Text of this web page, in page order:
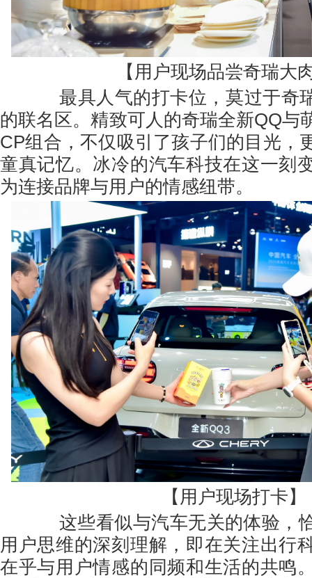
【用户现场品尝奇瑞大
最具人气的打卡位，莫过于奇
的联名区。精致可人的奇瑞全新QQ与
CP组合，不仅吸引了孩子们的目光，
童真记忆。冰冷的汽车科技在这一刻
为连接品牌与用户的情感纽带。
【用户现场打卡】
这些看似与汽车无关的体验，
用户思维的深刻理解，即在关注出行
在乎与用户情感的同频和生活的共鸣